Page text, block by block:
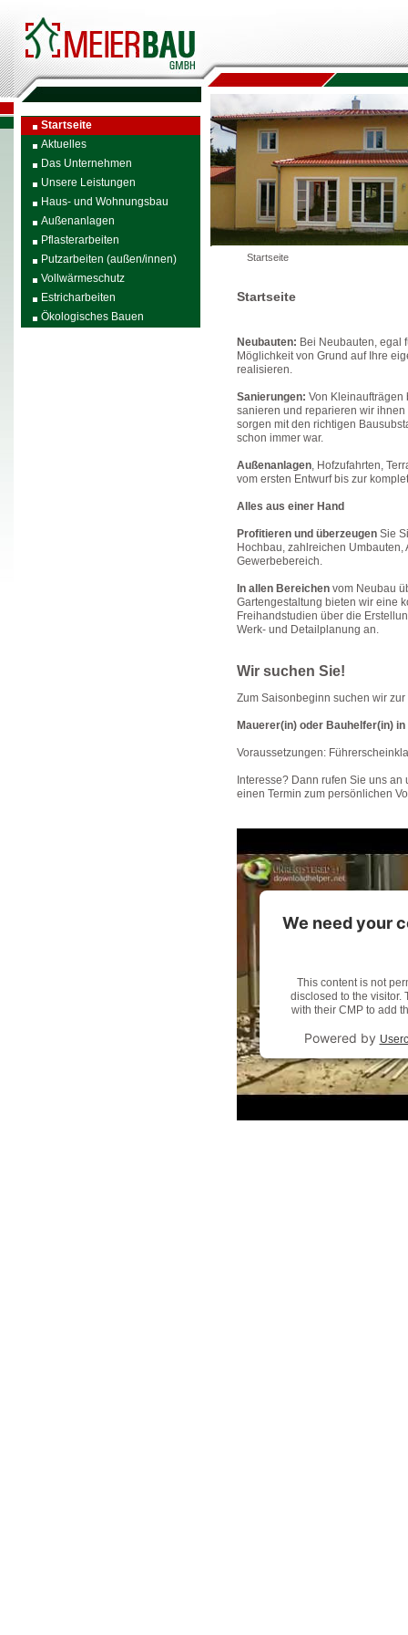
Startseite
Aktuelles
Das Unternehmen
Unsere Leistungen
Haus- und Wohnungsbau
Außenanlagen
Pflasterarbeiten
Putzarbeiten (außen/innen)
Vollwärmeschutz
Estricharbeiten
Ökologisches Bauen
Startseite
Startseite
Neubauten: Bei Neubauten, egal
Möglichkeit von Grund auf Ihre
realisieren.
Sanierungen: Von Kleinaufträgen
sanieren und reparieren wir
sorgen mit den richtigen
schon immer war.
Außenanlagen, Hofzufahrten,
vom ersten Entwurf bis zur
Alles aus einer Hand
Profitieren und überzeugen Sie
Hochbau, zahlreichen
Gewerbebereich.
In allen Bereichen vom Neubau
Gartengestaltung bieten wir eine
Freihandstudien über die
Werk- und Detailplanung an.
Wir suchen Sie!
Zum Saisonbeginn suchen wir
Mauerer(in) oder Bauhelfer(in) in
Voraussetzungen:
Interesse? Dann rufen Sie uns
einen Termin zum persönlichen
We need your
This content is not
disclosed to the visitor.
with their CMP to add
Powered by